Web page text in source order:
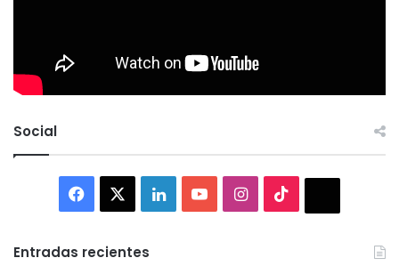
Social
Facebook LinkedInYouTubeInstagram
Entradas recientes